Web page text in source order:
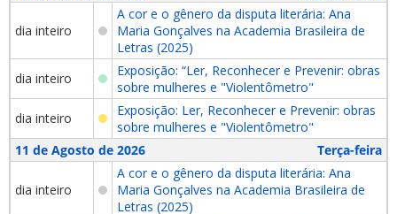
dia inteiro
A cor e o gênero da disputa literária: Ana
Maria Gonçalves na Academia Brasileira de
Letras (2025)
dia inteiro
Exposição: “Ler, Reconhecer e Prevenir: obras
sobre mulheres e "Violentômetro"
dia inteiro
Exposição: Ler, Reconhecer e Prevenir: obras
sobre mulheres e "Violentômetro"
11 de Agosto de 2026
Terça-feira
dia inteiro
A cor e o gênero da disputa literária: Ana
Maria Gonçalves na Academia Brasileira de
Letras (2025)